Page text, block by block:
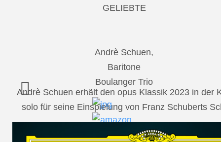
GELIEBTE
Andrè Schuen,
Baritone
Boulanger Trio
Andrè Schuen erhält den opus Klassik 2023 in der
solo für seine Einspielung von Franz Schuberts